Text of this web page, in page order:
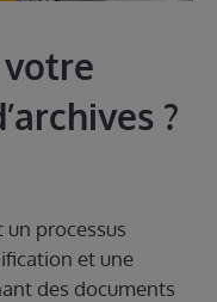
?
un processus
et une
des documents